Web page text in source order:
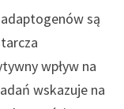
są
wpływ na
wskazuje na